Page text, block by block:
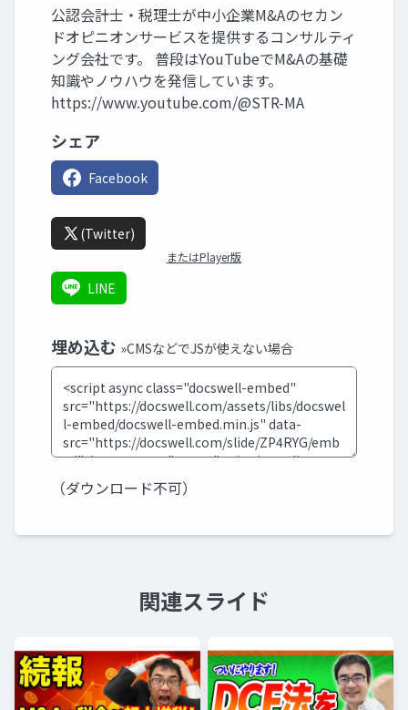
公認会計士・税理士が中小企業M&Aのセカン
ドオピニオンサービスを提供するコンサルティ
ング会社です。 普段はYouTubeでM&Aの基礎
知識やノウハウを発信しています。
https://www.youtube.com/@STR-MA
シェア
Facebook
(Twitter)
またはPlayer版
LINE
埋め込む »CMSなどでJSが使えない場合
（ダウンロード不可）
関連スライド